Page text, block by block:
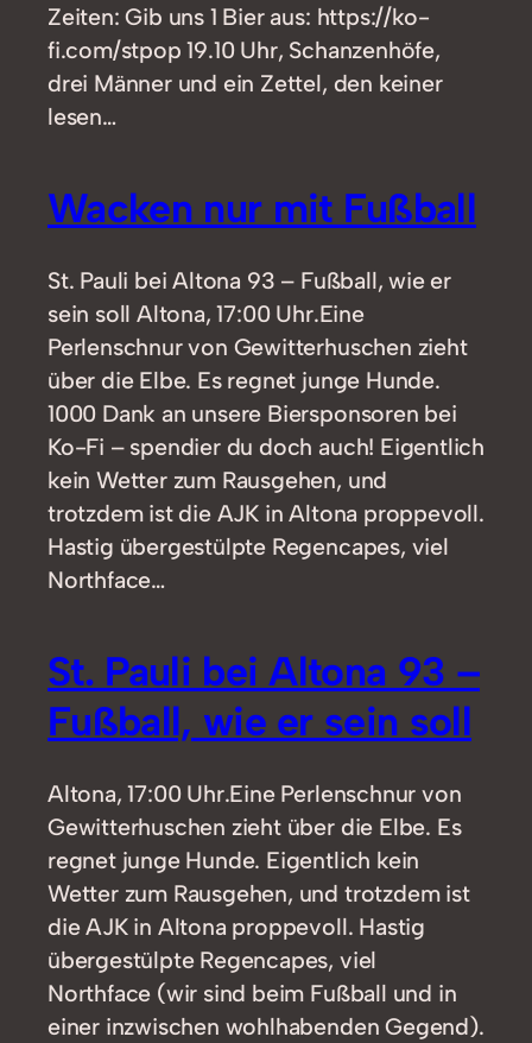
Zeiten: Gib uns 1 Bier aus: https://ko-
fi.com/stpop 19.10 Uhr, Schanzenhöfe,
drei Männer und ein Zettel, den keiner
lesen…
Wacken nur mit Fußball
St. Pauli bei Altona 93 – Fußball, wie er
sein soll Altona, 17:00 Uhr.Eine
Perlenschnur von Gewitterhuschen zieht
über die Elbe. Es regnet junge Hunde.
1000 Dank an unsere Biersponsoren bei
Ko-Fi – spendier du doch auch! Eigentlich
kein Wetter zum Rausgehen, und
trotzdem ist die AJK in Altona proppevoll.
Hastig übergestülpte Regencapes, viel
Northface…
St. Pauli bei Altona 93 –
Fußball, wie er sein soll
Altona, 17:00 Uhr.Eine Perlenschnur von
Gewitterhuschen zieht über die Elbe. Es
regnet junge Hunde. Eigentlich kein
Wetter zum Rausgehen, und trotzdem ist
die AJK in Altona proppevoll. Hastig
übergestülpte Regencapes, viel
Northface (wir sind beim Fußball und in
einer inzwischen wohlhabenden Gegend).